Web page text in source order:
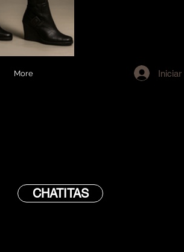
More
CHATITAS